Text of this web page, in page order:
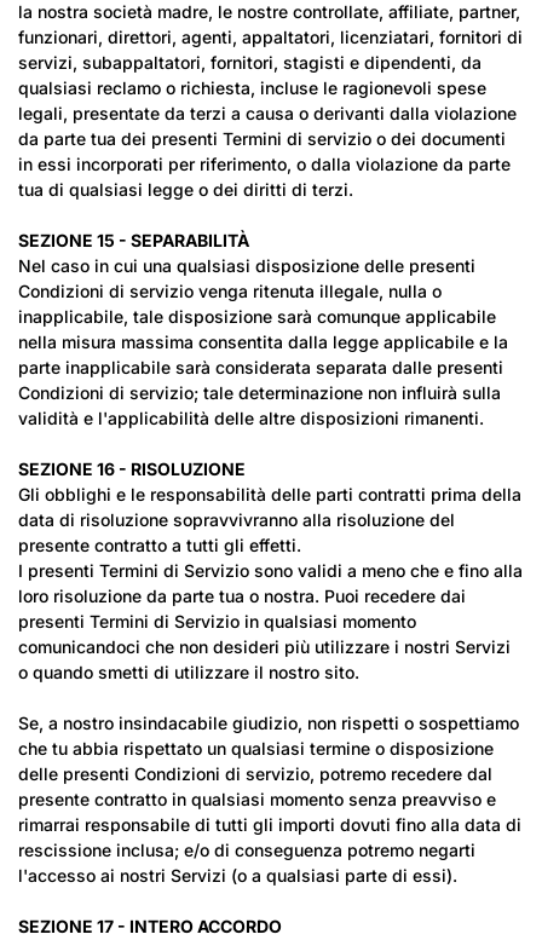
la nostra società madre, le nostre controllate, affiliate, partner,
funzionari, direttori, agenti, appaltatori, licenziatari, fornitori di
servizi, subappaltatori, fornitori, stagisti e dipendenti, da
qualsiasi reclamo o richiesta, incluse le ragionevoli spese
legali, presentate da terzi a causa o derivanti dalla violazione
da parte tua dei presenti Termini di servizio o dei documenti
in essi incorporati per riferimento, o dalla violazione da parte
tua di qualsiasi legge o dei diritti di terzi.
SEZIONE 15 - SEPARABILITÀ
Nel caso in cui una qualsiasi disposizione delle presenti
Condizioni di servizio venga ritenuta illegale, nulla o
inapplicabile, tale disposizione sarà comunque applicabile
nella misura massima consentita dalla legge applicabile e la
parte inapplicabile sarà considerata separata dalle presenti
Condizioni di servizio; tale determinazione non influirà sulla
validità e l'applicabilità delle altre disposizioni rimanenti.
SEZIONE 16 - RISOLUZIONE
Gli obblighi e le responsabilità delle parti contratti prima della
data di risoluzione sopravvivranno alla risoluzione del
presente contratto a tutti gli effetti.
I presenti Termini di Servizio sono validi a meno che e fino alla
loro risoluzione da parte tua o nostra. Puoi recedere dai
presenti Termini di Servizio in qualsiasi momento
comunicandoci che non desideri più utilizzare i nostri Servizi
o quando smetti di utilizzare il nostro sito.
Se, a nostro insindacabile giudizio, non rispetti o sospettiamo
che tu abbia rispettato un qualsiasi termine o disposizione
delle presenti Condizioni di servizio, potremo recedere dal
presente contratto in qualsiasi momento senza preavviso e
rimarrai responsabile di tutti gli importi dovuti fino alla data di
rescissione inclusa; e/o di conseguenza potremo negarti
l'accesso ai nostri Servizi (o a qualsiasi parte di essi).
SEZIONE 17 - INTERO ACCORDO